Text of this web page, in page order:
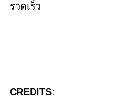
รวดเร็ว
CREDITS: